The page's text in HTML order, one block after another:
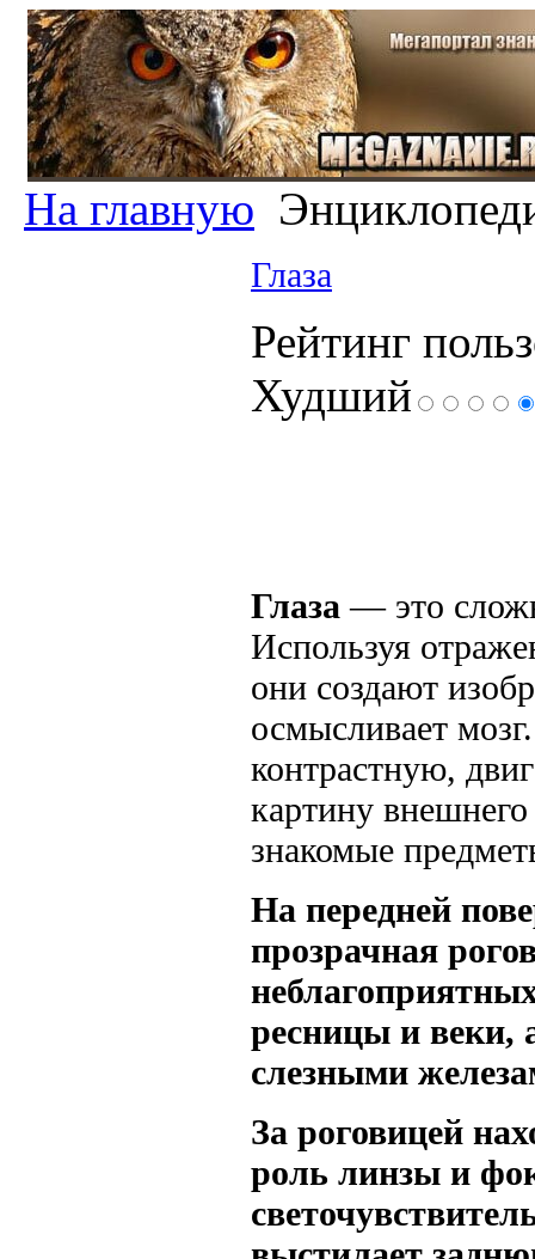
На главную
Глаза
Рейтинг
Худший
Глаза — это
Используя
они создают
осмысливает
контрастную,
картину
знакомые
На передней
прозрачная
ресницы и веки,
слезными
За роговицей
роль линзы и